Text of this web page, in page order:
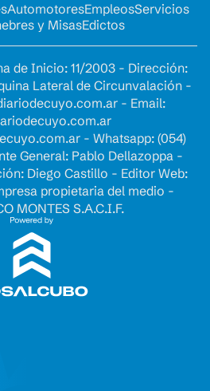
AutomotoresEmpleosServicios
y MisasEdictos
de Inicio: 11/2003 - Dirección:
Lateral de Circunvalación -
- Email:
- Whatsapp: (054)
General: Pablo Dellazoppa -
Diego Castillo - Editor Web:
propietaria del medio -
MONTES S.A.C.I.F.